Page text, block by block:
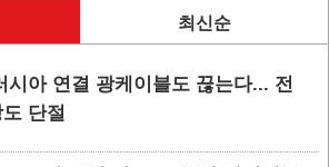
최신순
시아 연결 광케이블도 끊는다... 전
단절